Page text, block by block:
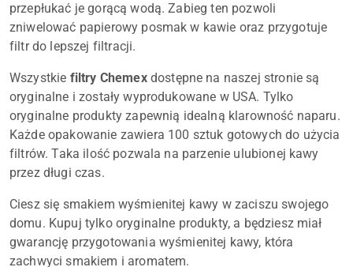
przepłukać je gorącą wodą. Zabieg ten pozwoli
zniwelować papierowy posmak w kawie oraz przygotuje
filtr do lepszej filtracji.
Wszystkie filtry Chemexdostępne na naszej stronie są
oryginalne i zostały wyprodukowane w USA. Tylko
oryginalne produkty zapewnią idealną klarowność naparu.
Każde opakowanie zawiera 100 sztuk gotowych do użycia
filtrów. Taka ilość pozwala na parzenie ulubionej kawy
przez długi czas.
Ciesz się smakiem wyśmienitej kawy w zaciszu swojego
domu. Kupuj tylko oryginalne produkty, a będziesz miał
gwarancję przygotowania wyśmienitej kawy, która
zachwyci smakiem i aromatem.